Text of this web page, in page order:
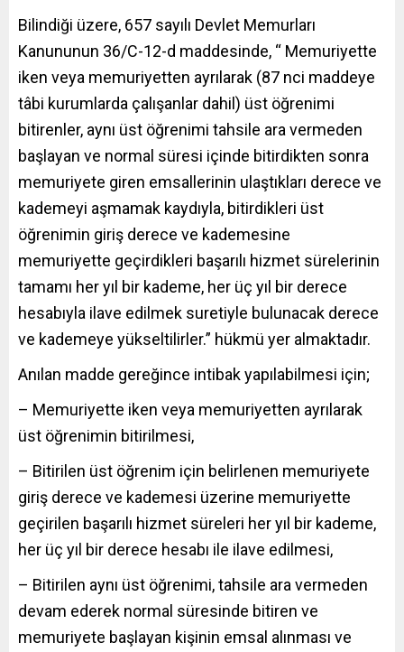
Bilindiği üzere, 657 sayılı Devlet Memurları
Kanununun 36/C-12-d maddesinde, “ Memuriyette
iken veya memuriyetten ayrılarak (87 nci maddeye
tâbi kurumlarda çalışanlar dahil) üst öğrenimi
bitirenler, aynı üst öğrenimi tahsile ara vermeden
başlayan ve normal süresi içinde bitirdikten sonra
memuriyete giren emsallerinin ulaştıkları derece ve
kademeyi aşmamak kaydıyla, bitirdikleri üst
öğrenimin giriş derece ve kademesine
memuriyette geçirdikleri başarılı hizmet sürelerinin
tamamı her yıl bir kademe, her üç yıl bir derece
hesabıyla ilave edilmek suretiyle bulunacak derece
ve kademeye yükseltilirler.” hükmü yer almaktadır.
Anılan madde gereğince intibak yapılabilmesi için;
– Memuriyette iken veya memuriyetten ayrılarak
üst öğrenimin bitirilmesi,
– Bitirilen üst öğrenim için belirlenen memuriyete
giriş derece ve kademesi üzerine memuriyette
geçirilen başarılı hizmet süreleri her yıl bir kademe,
her üç yıl bir derece hesabı ile ilave edilmesi,
– Bitirilen aynı üst öğrenimi, tahsile ara vermeden
devam ederek normal süresinde bitiren ve
memuriyete başlayan kişinin emsal alınması ve